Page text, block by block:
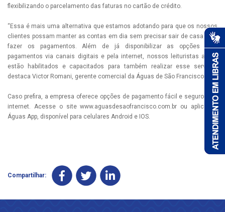
flexibilizando o parcelamento das faturas no cartão de crédito.
“Essa é mais uma alternativa que estamos adotando para que os nossos
clientes possam manter as contas em dia sem precisar sair de casa para
fazer os pagamentos. Além de já disponibilizar as opções para
pagamentos via canais digitais e pela internet, nossos leituristas agora
estão habilitados e capacitados para também realizar esse serviço”,
destaca Victor Romani, gerente comercial da Águas de São Francisco.
Caso prefira, a empresa oferece opções de pagamento fácil e seguro pela
internet. Acesse o site www.aguasdesaofrancisco.com.br ou aplicativo
Águas App, disponível para celulares Android e IOS.
Compartilhar: